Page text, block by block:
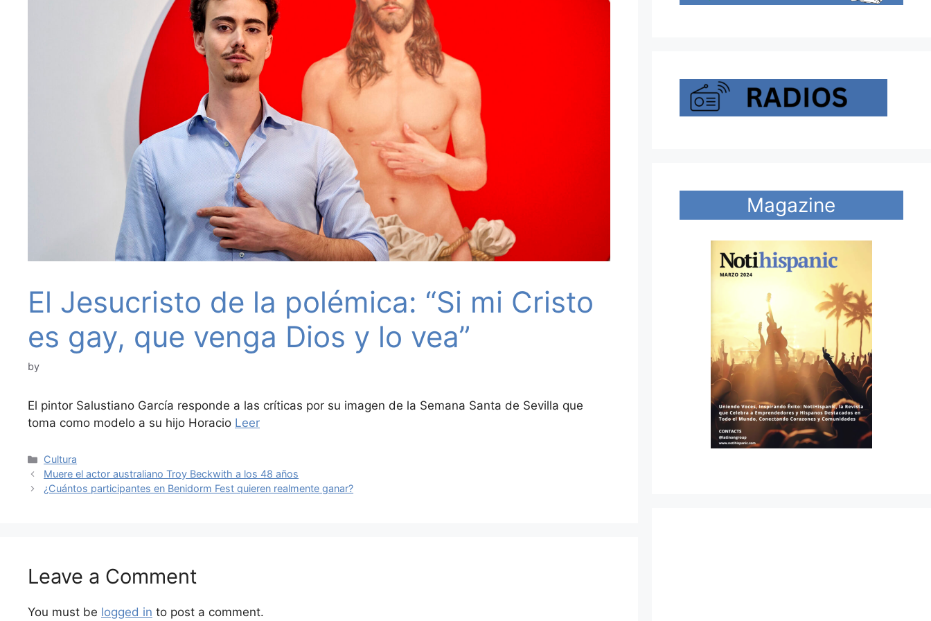
El Jesucristo de la polémica: “Si mi Cristo
es gay, que venga Dios y lo vea”
by
El pintor Salustiano García responde a las críticas por su imagen de la Semana Santa de Sevilla que
toma como modelo a su hijo Horacio Leer
Categories
Cultura
Muere el actor australiano Troy Beckwith a los 48 años
¿Cuántos participantes en Benidorm Fest quieren realmente ganar?
Leave a Comment
You must be logged in to post a comment.
Magazine